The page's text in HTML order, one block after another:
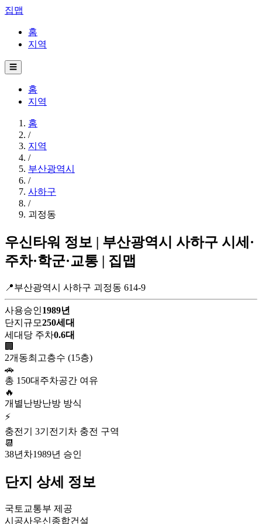
집맵
홈
지역
☰
홈
지역
홈
/
지역
/
부산광역시
/
사하구
/
괴정동
우신타워 정보 | 부산광역시 사하구 시세·
주차·학군·교통 | 집맵
📍부산광역시 사하구 괴정동 614-9
사용승인1989년
단지규모250세대
세대당 주차0.6대
🏢
2개동최고층수 (15층)
🚗
총 150대 주차공간 여유
🔥
개별난방난방 방식
⚡
충전기 3기 전기차 충전 구역
📆
38년차1989년 승인
단지 상세 정보
국토교통부 제공
시공사우신종합건설